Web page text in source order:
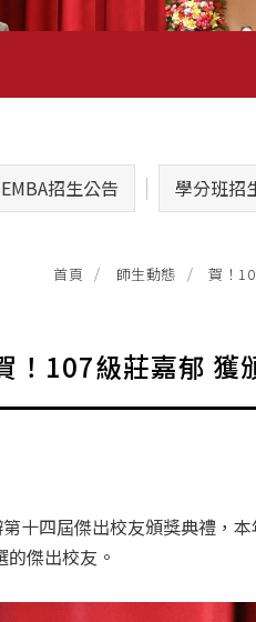
EMBA招生公告 學分班招
首頁 師生動態 賀！
！107級莊嘉郁 獲
十四屆傑出校友頒獎典禮，
傑出校友。